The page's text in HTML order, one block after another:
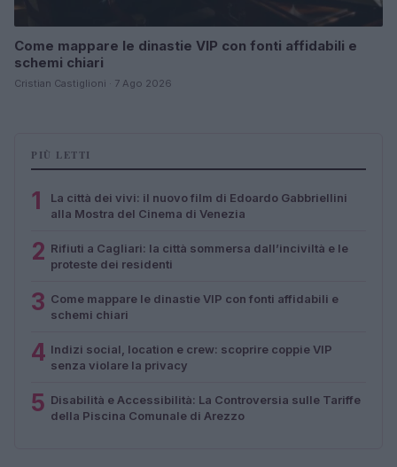
Come mappare le dinastie VIP con fonti affidabili e
schemi chiari
Cristian Castiglioni · 7 Ago 2026
PIÙ LETTI
1
La città dei vivi: il nuovo film di Edoardo Gabbriellini
alla Mostra del Cinema di Venezia
2 Rifiuti a Cagliari: la città sommersa dall’inciviltà e le
proteste dei residenti
3 Come mappare le dinastie VIP con fonti affidabili e
schemi chiari
4 Indizi social, location e crew: scoprire coppie VIP
senza violare la privacy
5 Disabilità e Accessibilità: La Controversia sulle Tariffe
della Piscina Comunale di Arezzo